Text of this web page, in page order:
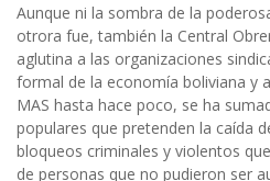
Aunque ni la sombra de la
otrora fue, también la Central
aglutina a las organizaciones
formal de la economía boliviana y
MAS hasta hace poco, se ha
populares que pretenden la caída
bloqueos criminales y violentos
de personas que no pudieron ser